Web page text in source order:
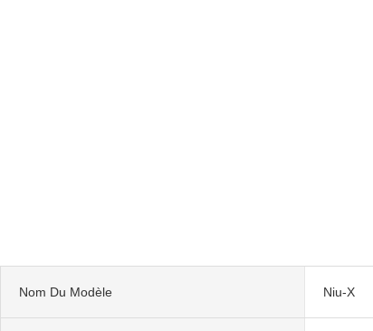
Nom Du Modèle Niu-X